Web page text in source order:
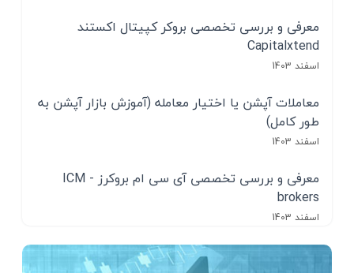
معرفی و بررسی تخصصی بروکر کپیتال اکستند
Capitalxtend
اسفند 1403
معاملات آپشن یا اختیار معامله (آموزش بازار آپشن به
طور کامل)
اسفند 1403
معرفی و بررسی تخصصی آی سی ام بروکرز - ICM
brokers
اسفند 1403